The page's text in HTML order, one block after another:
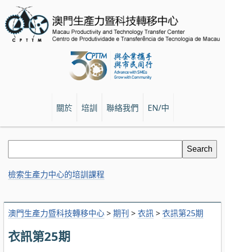
關於 培訓 聯絡我們 EN/中
澳門生產力暨科技轉移中心>期刊 >衣訊>衣訊第25期
衣訊第25期
檢索生產力中心的培訓課程